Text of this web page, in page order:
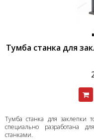
Тумба станка для
Тумба станка для заклепки
специально разработана
станками.